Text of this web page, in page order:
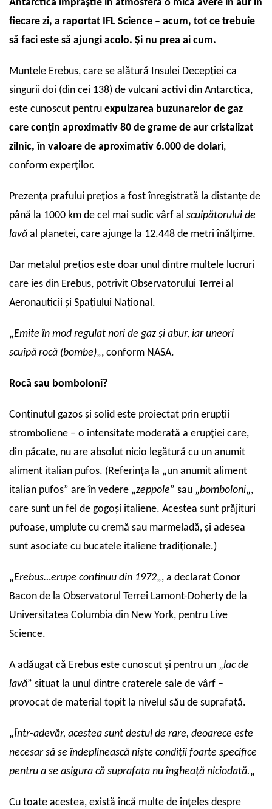
Antarctica împrăștie în atmosferă o mică avere în aur în
fiecare zi, a raportat IFL Science – acum, tot ce trebuie
să faci este să ajungi acolo. Și nu prea ai cum.
Muntele Erebus, care se alătură Insulei Decepției ca
singurii doi (din cei 138) de vulcani activi din Antarctica,
este cunoscut pentru expulzarea buzunarelor de gaz
care conțin aproximativ 80 de grame de aur cristalizat
zilnic, în valoare de aproximativ 6.000 de dolari,
conform experților.
Prezența prafului prețios a fost înregistrată la distanțe de
până la 1000 km de cel mai sudic vârf al scuipătorului de
lavă al planetei, care ajunge la 12.448 de metri înălțime.
Dar metalul prețios este doar unul dintre multele lucruri
care ies din Erebus, potrivit Observatorului Terrei al
Aeronauticii și Spațiului Național.
„Emite în mod regulat nori de gaz și abur, iar uneori
scuipă rocă (bombe)„, conform NASA.
Rocă sau bomboloni?
Conținutul gazos și solid este proiectat prin erupții
stromboliene – o intensitate moderată a erupției care,
din păcate, nu are absolut nicio legătură cu un anumit
aliment italian pufos. (Referința la „un anumit aliment
italian pufos” are în vedere „zeppole” sau „bomboloni„,
care sunt un fel de gogoși italiene. Acestea sunt prăjituri
pufoase, umplute cu cremă sau marmeladă, și adesea
sunt asociate cu bucatele italiene tradiționale.)
„Erebus…erupe continuu din 1972„, a declarat Conor
Bacon de la Observatorul Terrei Lamont-Doherty de la
Universitatea Columbia din New York, pentru Live
Science.
A adăugat că Erebus este cunoscut și pentru un „lac de
lavă” situat la unul dintre craterele sale de vârf –
provocat de material topit la nivelul său de suprafață.
„Într-adevăr, acestea sunt destul de rare, deoarece este
necesar să se îndeplinească niște condiții foarte specifice
pentru a se asigura că suprafața nu îngheață niciodată.„
Cu toate acestea, există încă multe de înțeles despre